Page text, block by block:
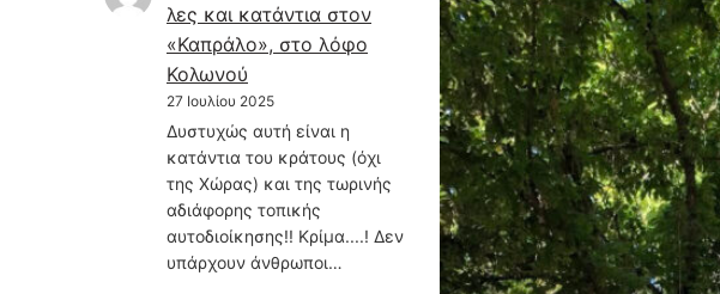
λες και κατάντια στον
«Καπράλο», στο λόφο
Κολωνού
27 Ιουλίου 2025
Δυστυχώς αυτή είναι η
κατάντια του κράτους (όχι
της Χώρας) και της τωρινής
αδιάφορης τοπικής
αυτοδιοίκησης!! Κρίμα....! Δεν
υπάρχουν άνθρωποι…